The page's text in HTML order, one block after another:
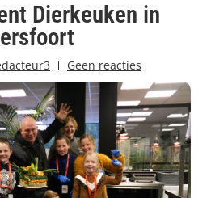
Dierkeuken in
Geen reacties